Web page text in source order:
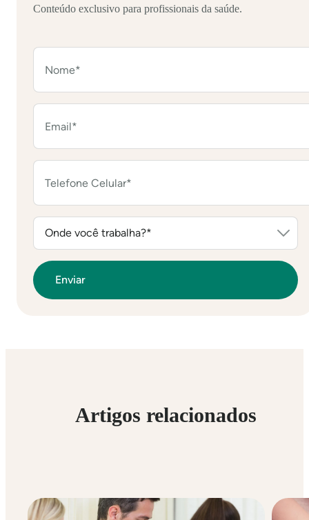
Conteúdo exclusivo para profissionais da saúde.
Artigos relacionados